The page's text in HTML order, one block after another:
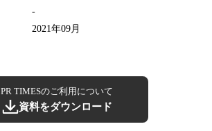
-
2021年09月
PR TIMESのご利用について
資料をダウンロード